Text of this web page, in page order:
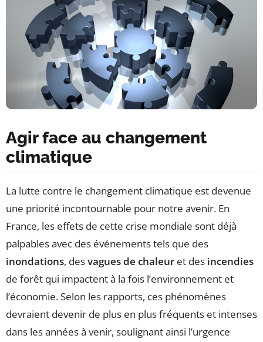
Agir face au changement
climatique
La lutte contre le changement climatique est devenue
une priorité incontournable pour notre avenir. En
France, les effets de cette crise mondiale sont déjà
palpables avec des événements tels que des
inondations, desvagues de chaleur et des incendies
de forêt qui impactent à la fois l’environnement et
l’économie. Selon les rapports, ces phénomènes
devraient devenir de plus en plus fréquents et intenses
dans les années à venir, soulignant ainsi l’urgence